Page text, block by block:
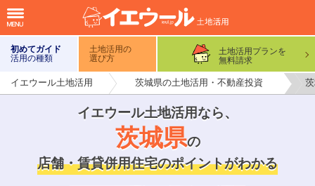
初めてガイド
活用の種類
土地活用の
選び方
土地活用プランを
無料請求
イエウール土地活用 茨城県の土地活用・不動産投資
イエウール土地活用なら、
茨城県の
店舗・賃貸併用住宅のポイントがわかる